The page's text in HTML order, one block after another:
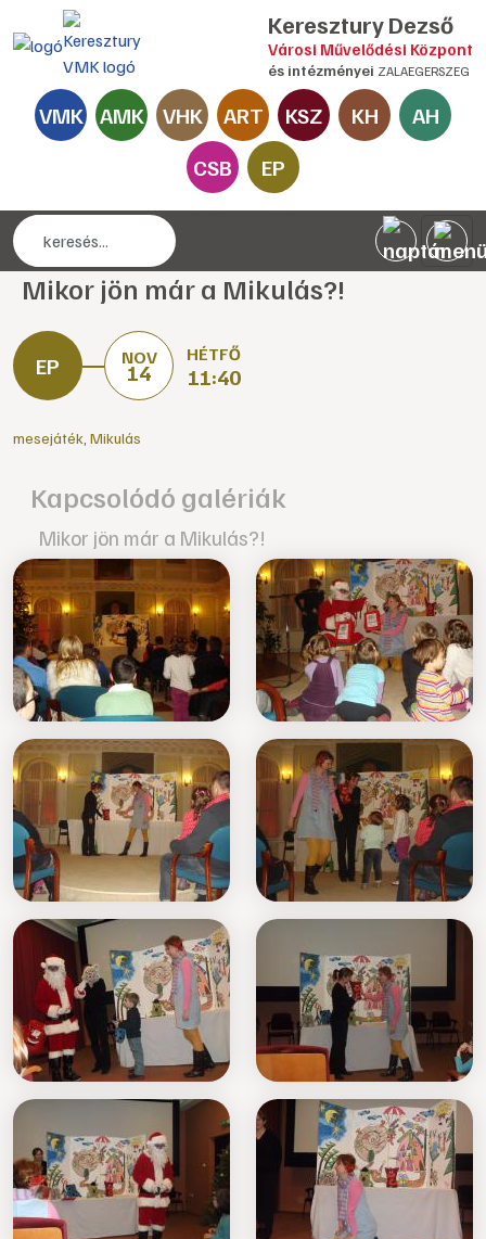
Keresztury Dezső
Városi Művelődési Központ
és intézményei ZALAEGERSZEG
VMK AMK VHK ART KSZ KH
AH
CSB
EP
Mikor jön már a Mikulás?!
NOV
14
HÉTFŐ
11:40
mesejáték Mikulás
Kapcsolódó galériák
Mikor jön már a Mikulás?!